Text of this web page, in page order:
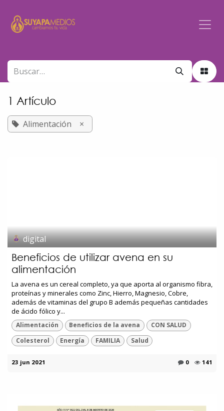
1 Artículo
Alimentación ×
digital
Beneficios de utilizar avena en su
alimentación
La avena es un cereal completo, ya que aporta al organismo fibra,
proteínas y minerales como Zinc, Hierro, Magnesio, Cobre,
además de vitaminas del grupo B además pequeñas cantidades
de ácido fólico y...
Alimentación Beneficios de la avena
CON SALUD
Colesterol
Energía FAMILIA Salud
23 jun 2021 0 141